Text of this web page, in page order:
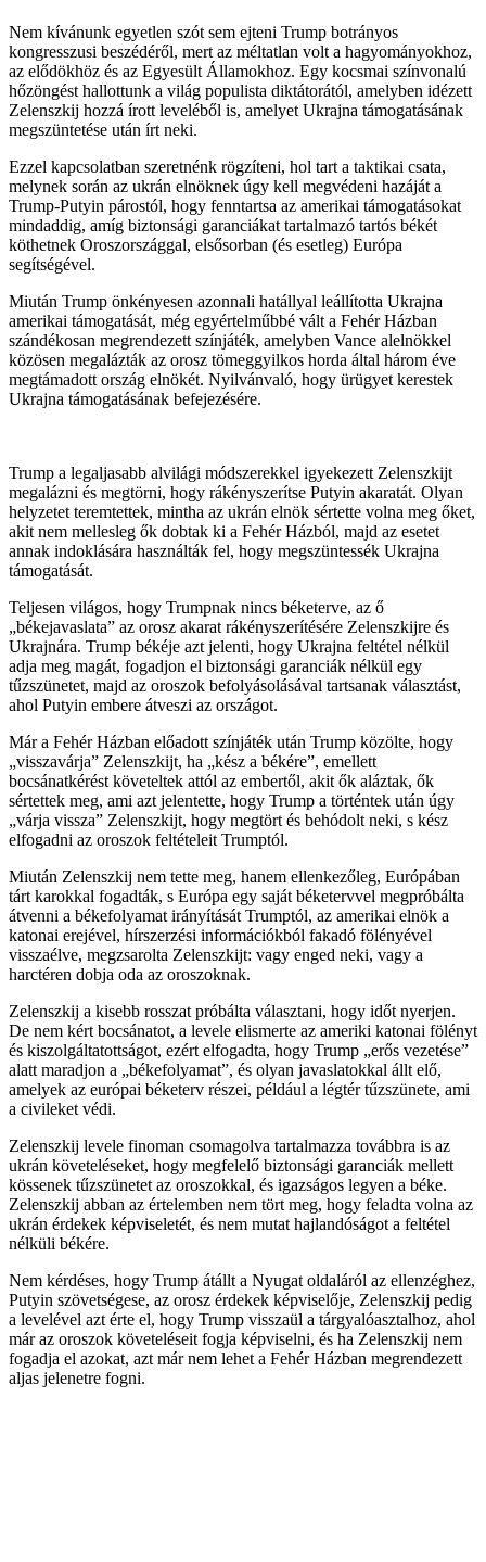
Nem kívánunk egyetlen szót sem ejteni Trump botrányos
kongresszusi beszédéről, mert az méltatlan volt a hagyományokhoz,
az elődökhöz és az Egyesült Államokhoz. Egy kocsmai színvonalú
hőzöngést hallottunk a világ populista diktátorától, amelyben idézett
Zelenszkij hozzá írott leveléből is, amelyet Ukrajna támogatásának
megszüntetése után írt neki.
Ezzel kapcsolatban szeretnénk rögzíteni, hol tart a taktikai csata,
melynek során az ukrán elnöknek úgy kell megvédeni hazáját a
Trump-Putyin párostól, hogy fenntartsa az amerikai támogatásokat
mindaddig, amíg biztonsági garanciákat tartalmazó tartós békét
köthetnek Oroszországgal, elsősorban (és esetleg) Európa
segítségével.
Miután Trump önkényesen azonnali hatállyal leállította Ukrajna
amerikai támogatását, még egyértelműbbé vált a Fehér Házban
szándékosan megrendezett színjáték, amelyben Vance alelnökkel
közösen megalázták az orosz tömeggyilkos horda által három éve
megtámadott ország elnökét. Nyilvánvaló, hogy ürügyet kerestek
Ukrajna támogatásának befejezésére.
Trump a legaljasabb alvilági módszerekkel igyekezett Zelenszkijt
megalázni és megtörni, hogy rákényszerítse Putyin akaratát. Olyan
helyzetet teremtettek, mintha az ukrán elnök sértette volna meg őket,
akit nem mellesleg ők dobtak ki a Fehér Házból, majd az esetet
annak indoklására használták fel, hogy megszüntessék Ukrajna
támogatását.
Teljesen világos, hogy Trumpnak nincs béketerve, az ő
„békejavaslata” az orosz akarat rákényszerítésére Zelenszkijre és
Ukrajnára. Trump békéje azt jelenti, hogy Ukrajna feltétel nélkül
adja meg magát, fogadjon el biztonsági garanciák nélkül egy
tűzszünetet, majd az oroszok befolyásolásával tartsanak választást,
ahol Putyin embere átveszi az országot.
Már a Fehér Házban előadott színjáték után Trump közölte, hogy
„visszavárja” Zelenszkijt, ha „kész a békére”, emellett
bocsánatkérést követeltek attól az embertől, akit ők aláztak, ők
sértettek meg, ami azt jelentette, hogy Trump a történtek után úgy
„várja vissza” Zelenszkijt, hogy megtört és behódolt neki, s kész
elfogadni az oroszok feltételeit Trumptól.
Miután Zelenszkij nem tette meg, hanem ellenkezőleg, Európában
tárt karokkal fogadták, s Európa egy saját béketervvel megpróbálta
átvenni a békefolyamat irányítását Trumptól, az amerikai elnök a
katonai erejével, hírszerzési információkból fakadó fölényével
visszaélve, megzsarolta Zelenszkijt: vagy enged neki, vagy a
harctéren dobja oda az oroszoknak.
Zelenszkij a kisebb rosszat próbálta választani, hogy időt nyerjen.
De nem kért bocsánatot, a levele elismerte az ameriki katonai fölényt
és kiszolgáltatottságot, ezért elfogadta, hogy Trump „erős vezetése”
alatt maradjon a „békefolyamat”, és olyan javaslatokkal állt elő,
amelyek az európai béketerv részei, például a légtér tűzszünete, ami
a civileket védi.
Zelenszkij levele finoman csomagolva tartalmazza továbbra is az
ukrán követeléseket, hogy megfelelő biztonsági garanciák mellett
kössenek tűzszünetet az oroszokkal, és igazságos legyen a béke.
Zelenszkij abban az értelemben nem tört meg, hogy feladta volna az
ukrán érdekek képviseletét, és nem mutat hajlandóságot a feltétel
nélküli békére.
Nem kérdéses, hogy Trump átállt a Nyugat oldaláról az ellenzéghez,
Putyin szövetségese, az orosz érdekek képviselője, Zelenszkij pedig
a levelével azt érte el, hogy Trump visszaül a tárgyalóasztalhoz, ahol
már az oroszok követeléseit fogja képviselni, és ha Zelenszkij nem
fogadja el azokat, azt már nem lehet a Fehér Házban megrendezett
aljas jelenetre fogni.